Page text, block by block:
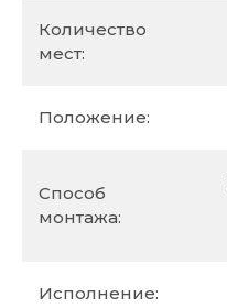
Количество
мест:
Положение:
Способ
монтажа:
Исполнение: